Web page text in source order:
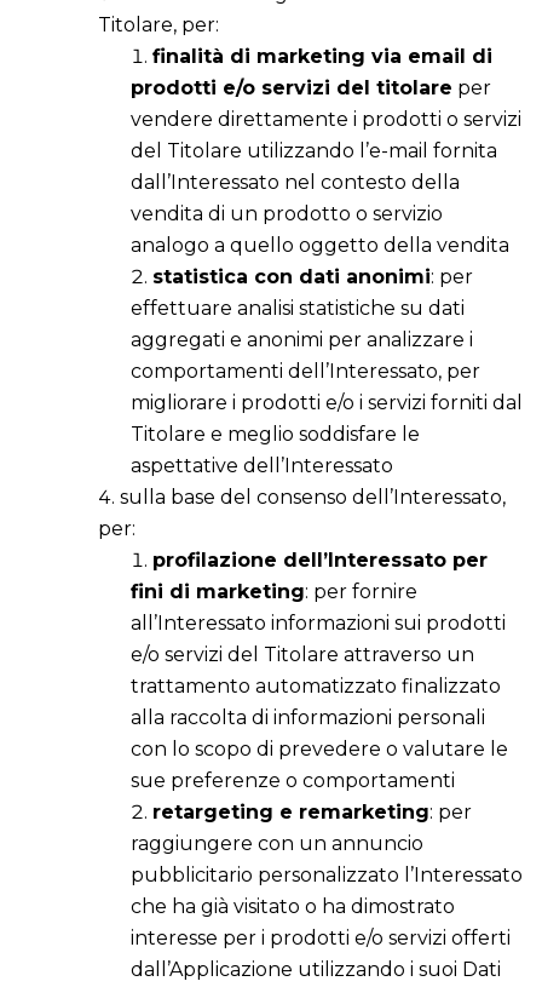
Titolare, per:
finalità di marketing via email di
prodotti e/o servizi del titolare per
vendere direttamente i prodotti o servizi
del Titolare utilizzando l’e-mail fornita
dall’Interessato nel contesto della
vendita di un prodotto o servizio
analogo a quello oggetto della vendita
statistica con dati anonimi: per
effettuare analisi statistiche su dati
aggregati e anonimi per analizzare i
comportamenti dell’Interessato, per
migliorare i prodotti e/o i servizi forniti dal
Titolare e meglio soddisfare le
aspettative dell’Interessato
sulla base del consenso dell’Interessato,
per:
profilazione dell’Interessato per
fini di marketing: per fornire
all’Interessato informazioni sui prodotti
e/o servizi del Titolare attraverso un
trattamento automatizzato finalizzato
alla raccolta di informazioni personali
con lo scopo di prevedere o valutare le
sue preferenze o comportamenti
retargeting e remarketing: per
raggiungere con un annuncio
pubblicitario personalizzato l’Interessato
che ha già visitato o ha dimostrato
interesse per i prodotti e/o servizi offerti
dall’Applicazione utilizzando i suoi Dati